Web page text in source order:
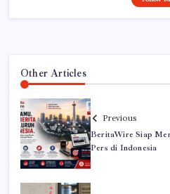
Other Articles
Previous
BeritaWire Siap
Pers di Indonesia